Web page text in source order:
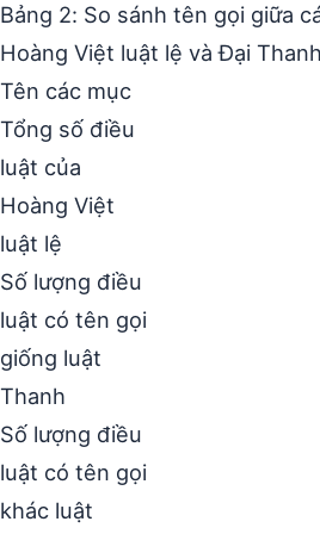
Bảng 2: So sánh tên gọi giữa
Hoàng Việt luật lệ và Đại
Tên các mục
Tổng số điều
luật của
Hoàng Việt
luật lệ
Số lượng điều
luật có tên gọi
giống luật
Thanh
Số lượng điều
luật có tên gọi
khác luật